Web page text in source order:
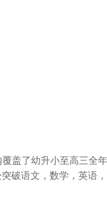
盖了幼升小至高三全年
破语文，数学，英语，